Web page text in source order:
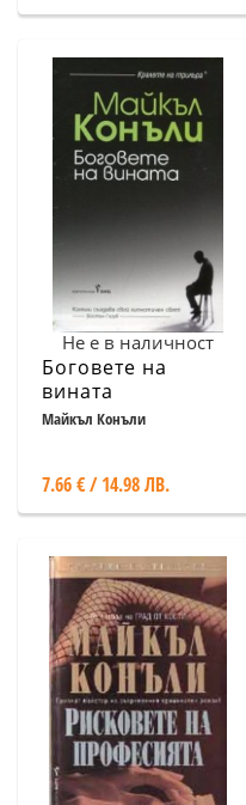
Не е в наличност
Боговете на
вината
Майкъл Конъли
7.66 € / 14.98 ЛВ.